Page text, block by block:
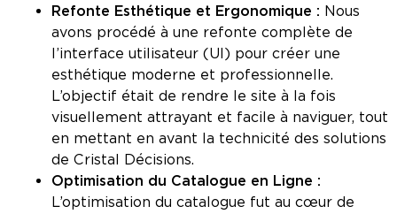
Refonte Esthétique et Ergonomique : Nous
avons procédé à une refonte complète de
l’interface utilisateur (UI) pour créer une
esthétique moderne et professionnelle.
L’objectif était de rendre le site à la fois
visuellement attrayant et facile à naviguer, tout
en mettant en avant la technicité des solutions
de Cristal Décisions.
Optimisation du Catalogue en Ligne :
L’optimisation du catalogue fut au cœur de